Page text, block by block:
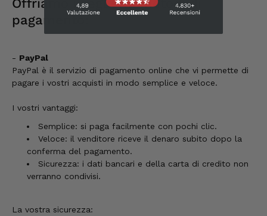
Offriamo i seguenti metodi di
pagamento:
- PayPal
PayPal è il servizio di pagamento online che vi permette di
pagare i vostri acquisti in modo semplice e veloce.
I vostri vantaggi:
Semplice: si paga facilmente con pochi clic.
Veloce: il venditore riceve il denaro subito dopo la
conferma del pagamento.
Sicurezza: i dati bancari e della carta di credito non
verranno condivisi.
La vostra sicurezza:
Cliente verificato
Thorsten
Le procedure sono semplicissime. La merce
è di una qualità eccezionale e la consegna è
veloce e affidabile. 👍
6.8.2026